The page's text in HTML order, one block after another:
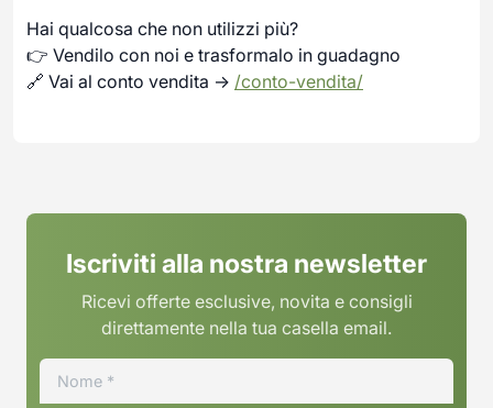
Hai qualcosa che non utilizzi più?
👉 Vendilo con noi e trasformalo in guadagno
🔗 Vai al conto vendita → /conto-vendita/
Iscriviti alla nostra newsletter
Ricevi offerte esclusive, novita e consigli
direttamente nella tua casella email.